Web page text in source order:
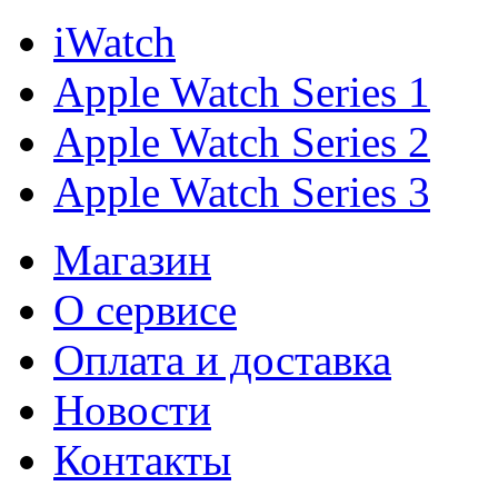
iWatch
Apple Watch Series 1
Apple Watch Series 2
Apple Watch Series 3
Магазин
О cервисе
Оплата и доставка
Новости
Контакты